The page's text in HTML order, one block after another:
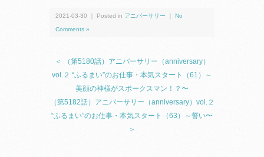
2021-03-30 ｜ Posted in アニバーサリー No
Comments »
＜ （第5180話）アニバーサリー（anniversary）
vol.２ “ふるまい”のお仕事・本気スタート（61）～
美顔の神様がスポークスマン！？〜
（第5182話）アニバーサリー（anniversary）vol.２
“ふるまい”のお仕事・本気スタート（63）～誓い〜
＞